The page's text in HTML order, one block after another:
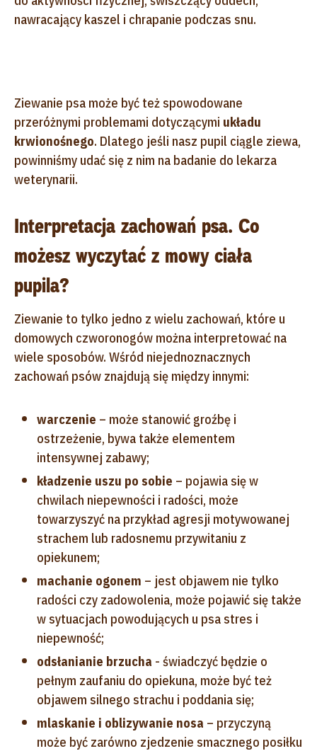
nawracający kaszel i chrapanie podczas snu.
Ziewanie psa może być też spowodowane
przeróżnymi problemami dotyczącymi układu
krwionośnego. Dlatego jeśli nasz pupil ciągle ziewa,
powinniśmy udać się z nim na badanie do lekarza
weterynarii.
Interpretacja zachowań psa. Co
możesz wyczytać z mowy ciała
pupila?
Ziewanie to tylko jedno z wielu zachowań, które u
domowych czworonogów można interpretować na
wiele sposobów. Wśród niejednoznacznych
zachowań psów znajdują się między innymi:
warczenie – może stanowić groźbę i
ostrzeżenie, bywa także elementem
intensywnej zabawy;
kładzenie uszu po sobie – pojawia się w
chwilach niepewności i radości, może
towarzyszyć na przykład agresji motywowanej
strachem lub radosnemu przywitaniu z
opiekunem;
machanie ogonem – jest objawem nie tylko
radości czy zadowolenia, może pojawić się także
w sytuacjach powodujących u psa stres i
niepewność;
odsłanianie brzucha - świadczyć będzie o
pełnym zaufaniu do opiekuna, może być też
objawem silnego strachu i poddania się;
mlaskanie i oblizywanie nosa – przyczyną
może być zarówno zjedzenie smacznego posiłku